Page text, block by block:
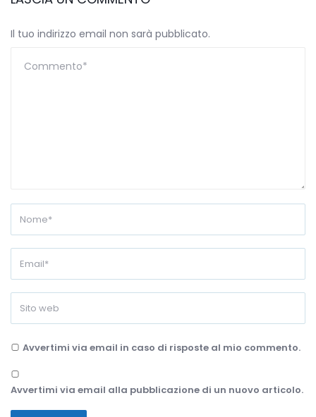
Il tuo indirizzo email non sarà pubblicato.
Avvertimi via email in caso di risposte al mio commento.
Avvertimi via email alla pubblicazione di un nuovo articolo.